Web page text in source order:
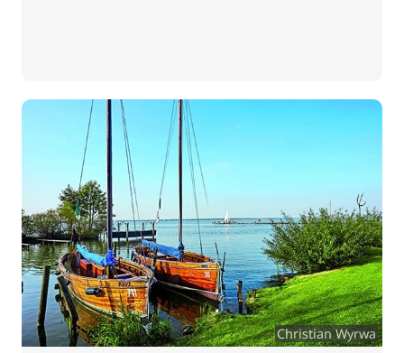
Christian Wyrwa